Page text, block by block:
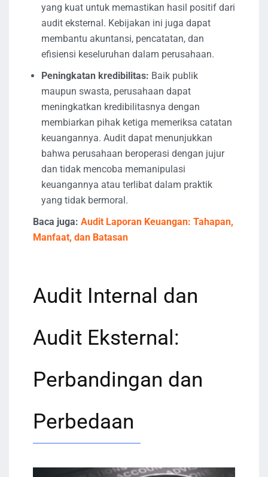
yang kuat untuk memastikan hasil positif dari
audit eksternal. Kebijakan ini juga dapat
membantu akuntansi, pencatatan, dan
efisiensi keseluruhan dalam perusahaan.
Peningkatan kredibilitas: Baik publik
maupun swasta, perusahaan dapat
meningkatkan kredibilitasnya dengan
membiarkan pihak ketiga memeriksa catatan
keuangannya. Audit dapat menunjukkan
bahwa perusahaan beroperasi dengan jujur ​​
dan tidak mencoba memanipulasi
keuangannya atau terlibat dalam praktik
yang tidak bermoral.
Baca juga: Audit Laporan Keuangan: Tahapan,
Manfaat, dan Batasan
Audit Internal dan
Audit Eksternal:
Perbandingan dan
Perbedaan